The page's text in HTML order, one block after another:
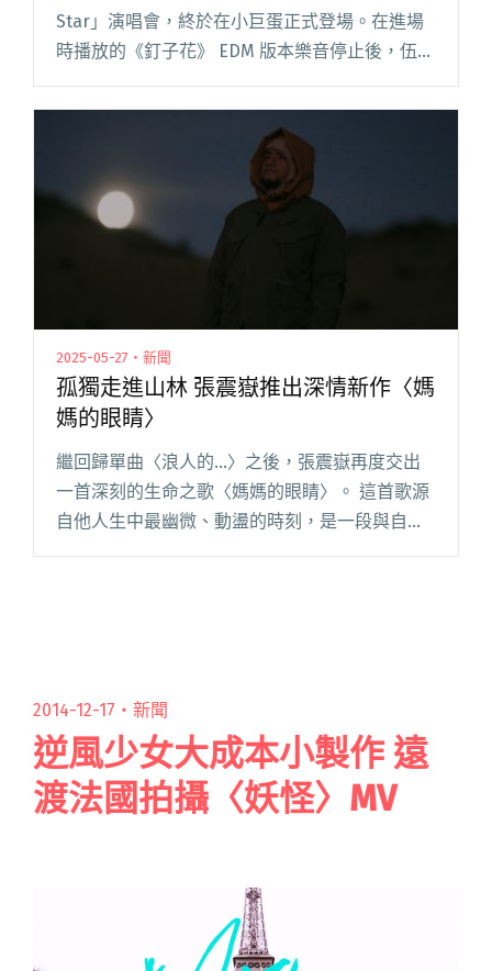
Star」演唱會，終於在小巨蛋正式登場。在進場
時播放的《釘子花》 EDM 版本樂音停止後，伍佰
一頭飄逸長髮站上升降台，身穿拼接的英式格紋
大衣，呼應演唱會的名稱「Rock Star」，出場即
展現出閱讀全文 "等待400多天 伍佰「Rock
情歌，我唱的是人生。」"
2025-05-27・新聞
孤獨走進山林 張震嶽推出深情新作〈媽
媽的眼睛〉
繼回歸單曲〈浪人的…〉之後，張震嶽再度交出
一首深刻的生命之歌〈媽媽的眼睛〉。 這首歌源
自他人生中最幽微、動盪的時刻，是一段與自己
對話、與母親道別，也與世界和解的過程。張震
2014-12-17・ 新聞
逆風少女大成本小製作 遠
渡法國拍攝〈妖怪〉MV